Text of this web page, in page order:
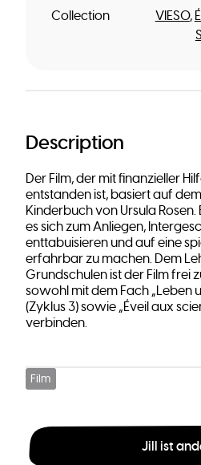
Collection VIESO
Description
Der Film, der mit finanzieller
entstanden ist, basiert auf
Kinderbuch von Ursula
es sich zum Anliegen,
enttabuisieren und auf eine
erfahrbar zu machen. Dem
Grundschulen ist der Film frei
sowohl mit dem Fach „Leben
(Zyklus 3) sowie „Éveil aux
verbinden.
Film
Jill ist